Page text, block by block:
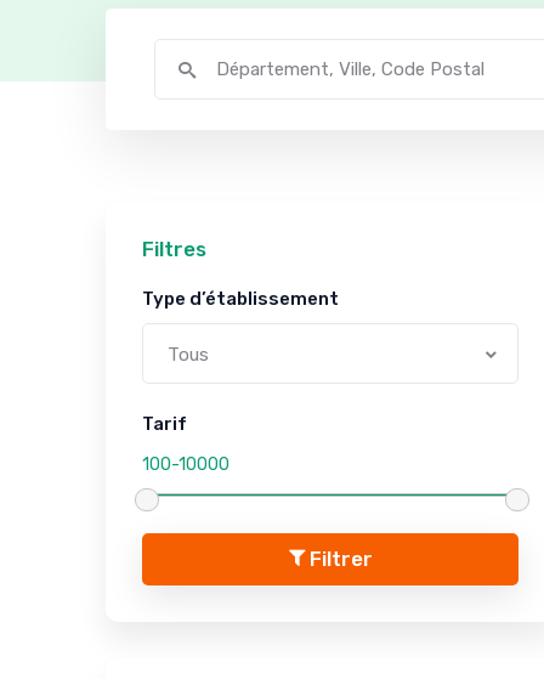
Filtres
Type d’établissement
Tous
Tarif
Filtrer